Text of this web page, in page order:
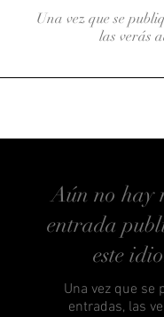
Una vez que se
las verás
Aún no hay
entrada
este
Una vez que se
entradas, las